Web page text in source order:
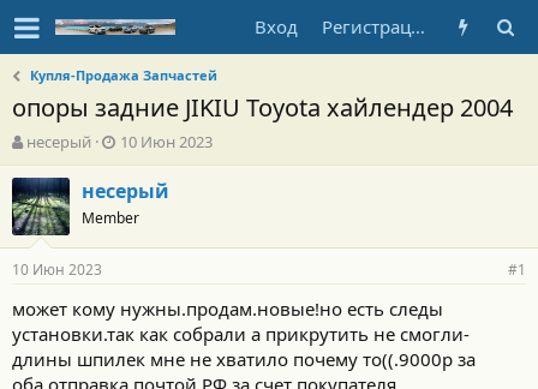
Вход Регистрация
Купля-Продажа Запчастей
опоры задние JIKIU Toyota хайлендер 2004
А
в
т
о
р
т
е
м
ы
несерый
Д
а
т
а
н
а
а
л
а
10 Июн 2023
несерый
Member
10 Июн 2023 #1
может кому нужны.продам.новые!но есть следы
установки.так как собрали а прикрутить не смогли-
длины шпилек мне не хватило почему то((.9000р за
оба.отправка почтой РФ за счет покупателя.